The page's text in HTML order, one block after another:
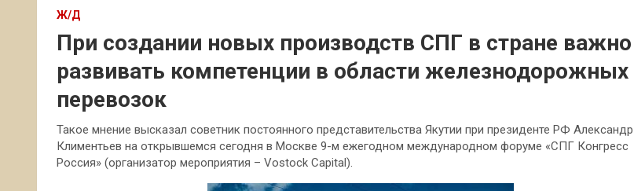
Ж/Д
При создании новых производств СПГ в стране важно
развивать компетенции в области железнодорожных
перевозок
Такое мнение высказал советник постоянного представительства Якутии при президенте РФ Александр
Климентьев на открывшемся сегодня в Москве 9-м ежегодном международном форуме «СПГ Конгресс
Россия» (организатор мероприятия – Vostock Capital).